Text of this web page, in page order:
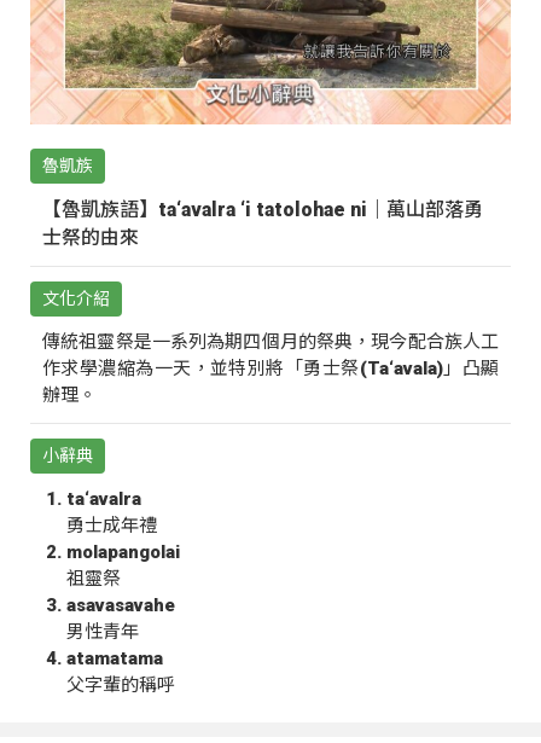
魯凱族
【魯凱族語】ta‘avalra ‘i tatolohae ni｜萬山部落勇
士祭的由來
文化介紹
傳統祖靈祭是一系列為期四個月的祭典，現今配合族人工
作求學濃縮為一天，並特別將「勇士祭(Ta‘avala)」凸顯
辦理。
小辭典
ta‘avalra
勇士成年禮
molapangolai
祖靈祭
asavasavahe
男性青年
atamatama
父字輩的稱呼